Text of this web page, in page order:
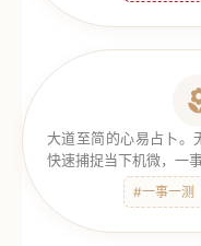
大道至简的心易占卜。
快速捕捉当下机微，一
#一事一测